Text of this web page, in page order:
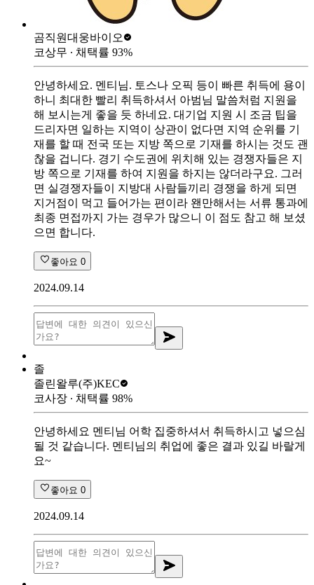
곰직원대웅바이오
코상무 ∙ 채택률 93%
안녕하세요. 멘티님. 토스나 오픽 등이 빠른 취득에 용이
하니 최대한 빨리 취득하셔서 아범님 말씀처럼 지원을
해 보시는게 좋을 듯 하네요. 대기업 지원 시 조금 팁을
드리자면 일하는 지역이 상관이 없다면 지역 순위를 기
재를 할 때 전국 또는 지방 쪽으로 기재를 하시는 것도 괜
찮을 겁니다. 경기 수도권에 위치해 있는 경쟁자들은 지
방 쪽으로 기재를 하여 지원을 하지는 않더라구요. 그러
면 실경쟁자들이 지방대 사람들끼리 경쟁을 하게 되면
지거점이 먹고 들어가는 편이라 왠만해서는 서류 통과에
최종 면접까지 가는 경우가 많으니 이 점도 참고 해 보셨
으면 합니다.
좋아요 0
2024.09.14
졸
졸린왈루(주)KEC
코사장 ∙ 채택률 98%
안녕하세요 멘티님 어학 집중하셔서 취득하시고 넣으심
될 것 같습니다. 멘티님의 취업에 좋은 결과 있길 바랄게
요~
좋아요 0
2024.09.14